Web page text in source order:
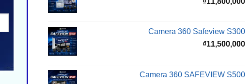
Camera 360 Safeview S300
₫11,500,000
Camera 360 SAFEVIEW S500